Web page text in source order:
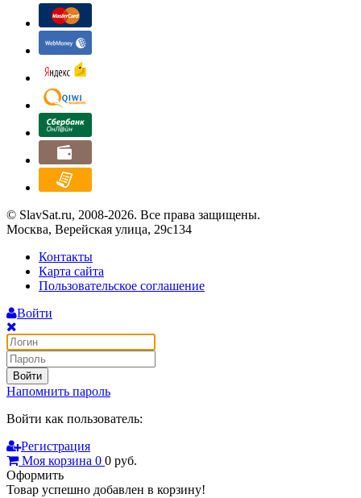
© SlavSat.ru, 2008-2026. Все права защищены.
Москва, Верейская улица, 29с134
Контакты
Карта сайта
Пользовательское соглашение
Войти
Войти
Напомнить пароль
Войти как пользователь:
Регистрация
Моя корзина 0 0 руб.
Оформить
Товар успешно добавлен в корзину!